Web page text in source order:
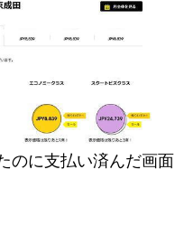
のに支払い済んだ画面